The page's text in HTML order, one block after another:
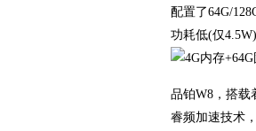
配置了64G/
功耗低(仅
品铂W8，搭载
睿频加速技术